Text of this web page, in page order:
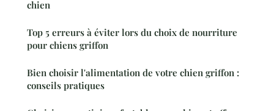
chien
Top 5 erreurs à éviter lors du choix de nourriture
pour chiens griffon
Bien choisir l'alimentation de votre chien griffon :
conseils pratiques